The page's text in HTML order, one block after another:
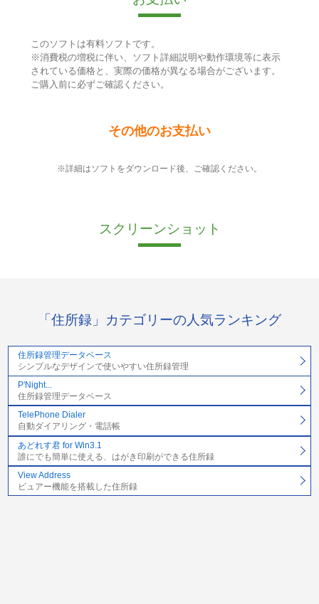
このソフトは有料ソフトです。
※消費税の増税に伴い、ソフト詳細説明や動作環境等に表示
されている価格と、実際の価格が異なる場合がございます。
ご購入前に必ずご確認ください。
その他のお支払い
※詳細はソフトをダウンロード後、ご確認ください。
スクリーンショット
「住所録」カテゴリーの人気ランキング
住所録管理データベース
シンプルなデザインで使いやすい住所録管理
P'Night...
住所録管理データベース
TelePhone Dialer
自動ダイアリング・電話帳
あどれす君 for Win3.1
誰にでも簡単に使える、はがき印刷ができる住所録
View Address
ビュアー機能を搭載した住所録